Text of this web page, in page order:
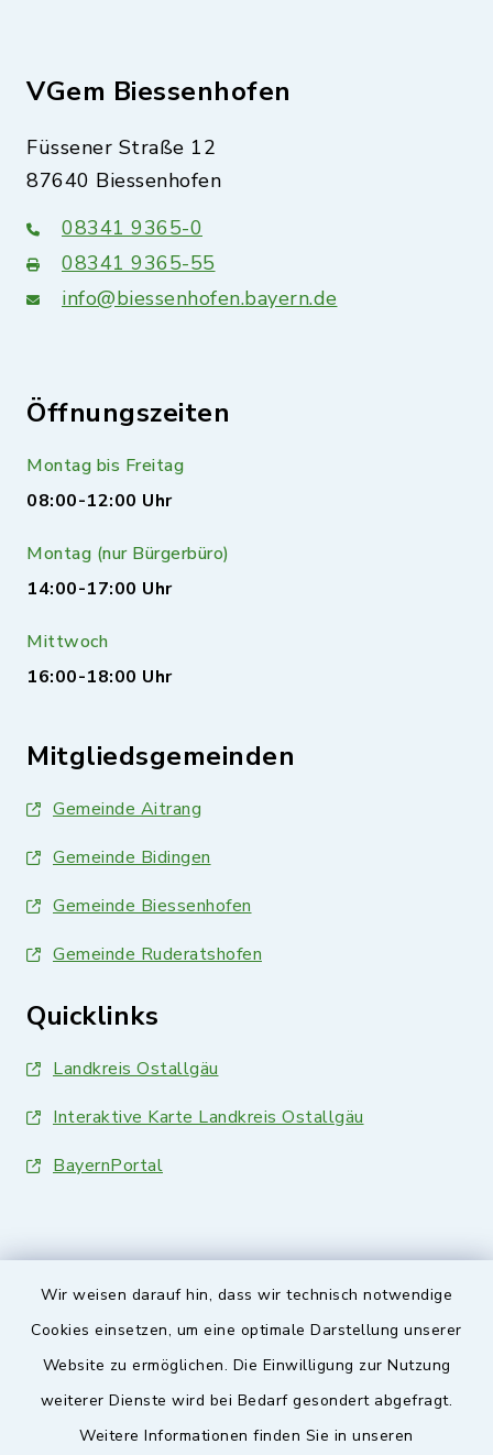
Wir weisen darauf hin, dass wir technisch notwendige
Cookies einsetzen, um eine optimale Darstellung unserer
Website zu ermöglichen. Die Einwilligung zur Nutzung
weiterer Dienste wird bei Bedarf gesondert abgefragt.
Weitere Informationen finden Sie in unseren
VGem Biessenhofen
Füssener Straße 12
87640 Biessenhofen
08341 9365-0
08341 9365-55
info@biessenhofen.bayern.de
Öffnungszeiten
Montag bis Freitag
08:00-12:00 Uhr
Montag (nur Bürgerbüro)
14:00-17:00 Uhr
Mittwoch
16:00-18:00 Uhr
Mitgliedsgemeinden
Gemeinde Aitrang
Gemeinde Bidingen
Gemeinde Biessenhofen
Gemeinde Ruderatshofen
Quicklinks
Landkreis Ostallgäu
Interaktive Karte Landkreis Ostallgäu
BayernPortal
Sicherer Kontakt
Datenschutz